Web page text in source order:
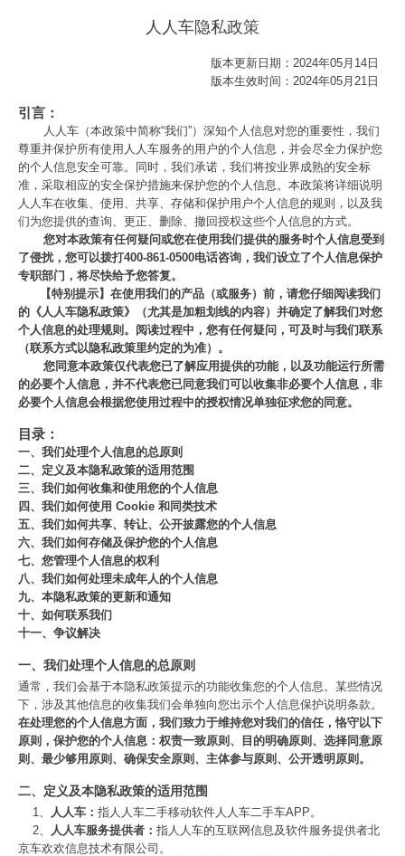
人人车隐私政策
版本更新日期： 2024年05月14日
版本生效时间： 2024年05月21日
引言：
人人车（本政策中简称“我们”）深知个人信息对您的重要性，我们
尊重并保护所有使用人人车服务的用户的个人信息，并会尽全力保护您
的个人信息安全可靠。同时，我们承诺，我们将按业界成熟的安全标
准，采取相应的安全保护措施来保护您的个人信息。本政策将详细说明
人人车在收集、使用、共享、存储和保护用户个人信息的规则，以及我
们为您提供的查询、更正、删除、撤回授权这些个人信息的方式。
您对本政策有任何疑问或您在使用我们提供的服务时个人信息受到
了侵扰，您可以拨打400-861-0500电话咨询，我们设立了个人信息保护
专职部门，将尽快给予您答复。
【特别提示】在使用我们的产品（或服务）前，请您仔细阅读我们
的《人人车隐私政策》（尤其是加粗划线的内容）并确定了解我们对您
个人信息的处理规则。阅读过程中，您有任何疑问，可及时与我们联系
（联系方式以隐私政策里约定的为准）。
您同意本政策仅代表您已了解应用提供的功能，以及功能运行所需
的必要个人信息，并不代表您已同意我们可以收集非必要个人信息，非
必要个人信息会根据您使用过程中的授权情况单独征求您的同意。
目录：
一、我们处理个人信息的总原则
二、定义及本隐私政策的适用范围
三、我们如何收集和使用您的个人信息
四、我们如何使用 Cookie 和同类技术
五、我们如何共享、转让、公开披露您的个人信息
六、我们如何存储及保护您的个人信息
七、您管理个人信息的权利
八、我们如何处理未成年人的个人信息
九、本隐私政策的更新和通知
十、如何联系我们
十一、争议解决
一、我们处理个人信息的总原则
通常，我们会基于本隐私政策提示的功能收集您的个人信息。某些情况
下，涉及其他信息的收集我们会单独向您出示个人信息保护说明条款。
在处理您的个人信息方面，我们致力于维持您对我们的信任，恪守以下
原则，保护您的个人信息：权责一致原则、目的明确原则、选择同意原
则、最少够用原则、确保安全原则、主体参与原则、公开透明原则。
二、定义及本隐私政策的适用范围
1、 人人车： 指人人车二手移动软件人人车二手车APP。
2、 人人车服务提供者： 指人人车的互联网信息及软件服务提供者北
京车欢欢信息技术有限公司。